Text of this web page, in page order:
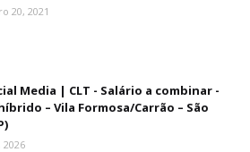
20, 2021
Media | CLT - Salário a combinar -
– Vila Formosa/Carrão – São
2026